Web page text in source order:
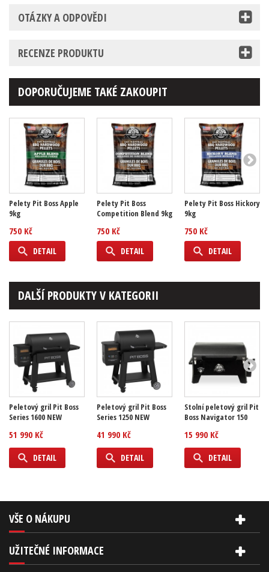
OTÁZKY A ODPOVĚDI
RECENZE PRODUKTU
DOPORUČUJEME TAKÉ ZAKOUPIT
Pelety Pit Boss Apple
9kg
750 Kč
DETAIL
Pelety Pit Boss
Competition Blend 9kg
750 Kč
DETAIL
Pelety Pit Boss Hickory
9kg
750 Kč
DETAIL
DALŠÍ PRODUKTY V KATEGORII
Peletový gril Pit Boss
Series 1600 NEW
51 990 Kč
DETAIL
Peletový gril Pit Boss
Series 1250 NEW
41 990 Kč
DETAIL
Stolní peletový gril Pit
Boss Navigator 150
15 990 Kč
DETAIL
VŠE O NÁKUPU
UŽITEČNÉ INFORMACE